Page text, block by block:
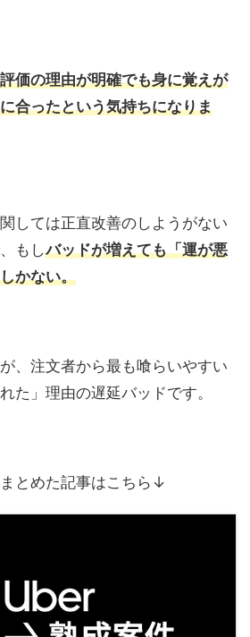
価の理由が明確でも身に覚えが
合ったという気持ちになりま
しては正直改善のしようがない
もしバッドが増えても「運が悪
かない。
、注文者から最も喰らいやすい
た」理由の遅延バッドです。
とめた記事はこちら↓